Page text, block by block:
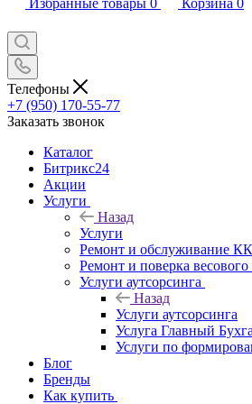
Избранные товары 0 Корзина 0
Телефоны
+7 (950) 170-55-77
Заказать звонок
Каталог
Битрикс24
Акции
Услуги
Назад
Услуги
Ремонт и обслуживание
Ремонт и поверка
Услуги аутсорсинга
Назад
Услуги аутсорсинга
Услуга Главный
Услуги по
Блог
Бренды
Как купить